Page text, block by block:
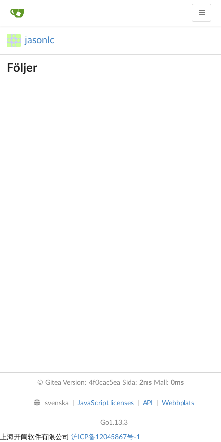
jasonlc
Följer
© Gitea Version: 4f0cac5ea Sida: 2ms Mall: 0ms
svenska JavaScript licenses API Webbplats
Go1.13.3
上海开阖软件有限公司 沪ICP备12045867号-1